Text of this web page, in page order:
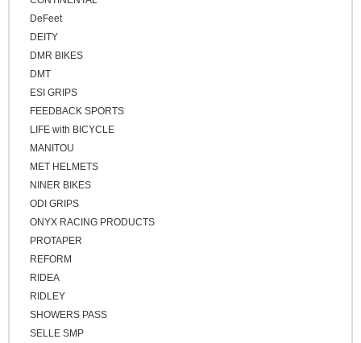
ゴールド
シルバー
その他
ベージュ
ブロンズ
キッズバイク
シクロクロスバイク
DeFeet
DEITY
DMR BIKES
DMT
ESI GRIPS
FEEDBACK SPORTS
LIFE with BICYCLE
MANITOU
MET HELMETS
NINER BIKES
ODI GRIPS
ONYX RACING PRODUCTS
PROTAPER
REFORM
RIDEA
RIDLEY
SHOWERS PASS
SELLE SMP